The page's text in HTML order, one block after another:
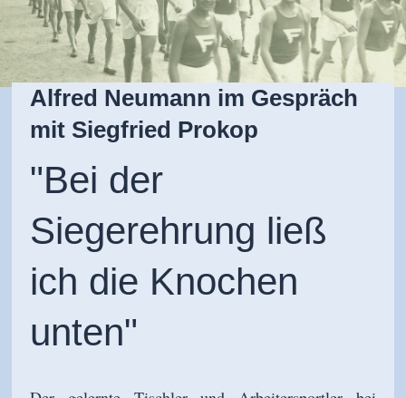
Alfred Neumann im Gespräch
mit Siegfried Prokop
"Bei der
Siegerehrung ließ
ich die Knochen
unten"